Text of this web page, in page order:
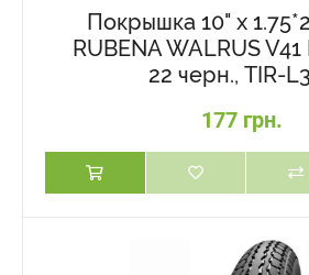
Покрышка 10" x
RUBENA WALRUS
22 черн., TIR-
177 грн.